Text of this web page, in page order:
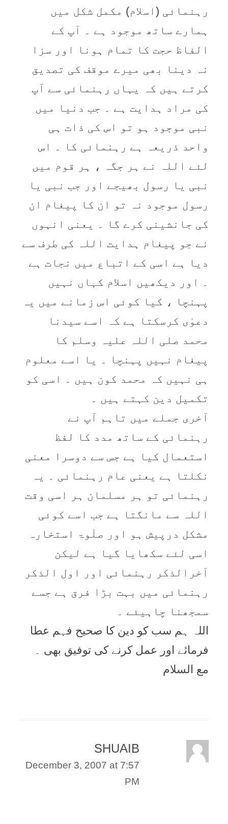
رہنمائی (اسلام) مکمل شکل میں
ہمارے ساتھ موجود ہے ۔ آپ کے
الفاظ‌ حجت کا تمام ہونا اور سزا
نہ دینا بھی میرے موقف کی تصدیق
کرتے ہیں کہ یہاں‌ رہنمائی سے آپ
کی مراد ہدایت ہے ۔ جب دنیا میں
نبی موجود ہو تو اس کی ذات ہی
واحد ذریعہ ہے رہنمائی کا ۔ اس
لئے اللہ نے ہر جگہ ، ہر قوم میں
نبی یا رسول بھیجے اور جب نبی یا
رسول موجود نہ تو ان کا پیغام ان
کی جانشینی کرے گا ۔ یعنی انہوں
نے جو پیغام ہدایت اللہ کی طرف سے
دیا ہے اسی کے اتباع میں نجات ہے
۔ اور دیکھیں اسلام کہاں نہیں‌
پہنچا ، کیا کوئی اس زمانے میں‌ یہ
دعوٰی کرسکتا ہے کہ اسے سیدنا
محمد صلی اللہ علیہ وسلم کا
پیغام نہیں پہنچا ۔ یا اسے معلوم
ہی نہیں کہ محمد کون ہیں ۔ اسی کو
تکمیل دین کہتے ہیں ۔
آخری جملے میں تاہم آپ نے
رہنمائی کے ساتھ مدد کا لفظ
استعمال کیا ہے جس سے دوسرا معنی
نکلتا ہے یعنی عام رہنمائی ۔ یہ
رہنمائی تو ہر مسلمان ہر اسی وقت
اللہ سے مانگتا ہے جب اسے کوئی
مشکل درپیش ہو اور صلٰوۃ استخارہ
اسی لئے سکھایا گیا ہے لیکن
آخرالذکر رہنمائی اور اول الذکر
رہنمائی میں بہت بڑا فرق ہے جسے
سمجھنا چاہیئے ۔
اللہ ہم سب کو دین کا صحیح فہم عطا
فرمائے اور عمل کرنے کی توفیق بھی ۔
مع السلام
SHUAIB
December 3, 2007 at 7:57
PM